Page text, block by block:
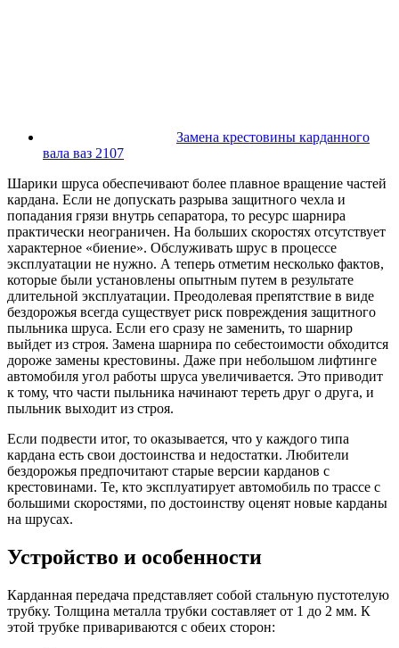
Замена крестовины карданного
вала ваз 2107
Шарики шруса обеспечивают более плавное вращение частей
кардана. Если не допускать разрыва защитного чехла и
попадания грязи внутрь сепаратора, то ресурс шарнира
практически неограничен. На больших скоростях отсутствует
характерное «биение». Обслуживать шрус в процессе
эксплуатации не нужно. А теперь отметим несколько фактов,
которые были установлены опытным путем в результате
длительной эксплуатации. Преодолевая препятствие в виде
бездорожья всегда существует риск повреждения защитного
пыльника шруса. Если его сразу не заменить, то шарнир
выйдет из строя. Замена шарнира по себестоимости обходится
дороже замены крестовины. Даже при небольшом лифтинге
автомобиля угол работы шруса увеличивается. Это приводит
к тому, что части пыльника начинают тереть друг о друга, и
пыльник выходит из строя.
Если подвести итог, то оказывается, что у каждого типа
кардана есть свои достоинства и недостатки. Любители
бездорожья предпочитают старые версии карданов с
крестовинами. Те, кто эксплуатирует автомобиль по трассе с
большими скоростями, по достоинству оценят новые карданы
на шрусах.
Устройство и особенности
Карданная передача представляет собой стальную пустотелую
трубку. Толщина металла трубки составляет от 1 до 2 мм. К
этой трубке привариваются с обеих сторон: